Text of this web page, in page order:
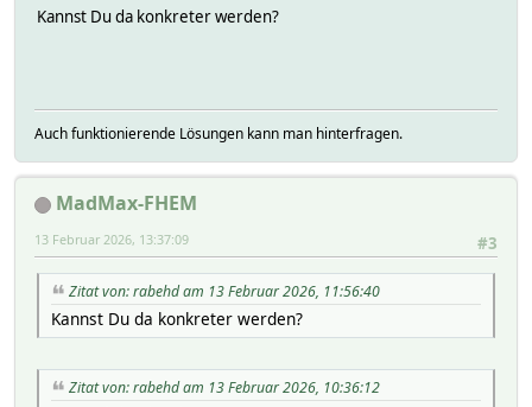
Kannst Du da konkreter werden?
Auch funktionierende Lösungen kann man hinterfragen.
MadMax-FHEM
#3
13 Februar 2026, 13:37:09
Zitat von: rabehd am 13 Februar 2026, 11:56:40
Kannst Du da konkreter werden?
Zitat von: rabehd am 13 Februar 2026, 10:36:12